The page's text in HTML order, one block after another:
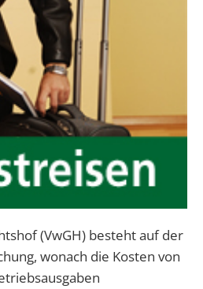
(VwGH) besteht auf der
wonach die Kosten von